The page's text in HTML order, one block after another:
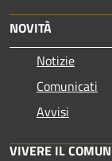
NOVITÀ
Notizie
Comunicati
Avvisi
VIVERE IL